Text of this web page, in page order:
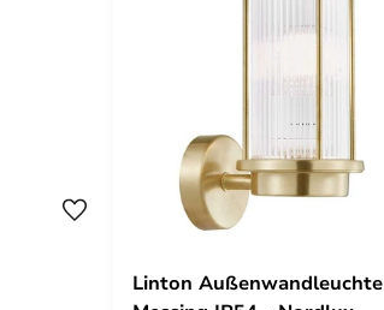
Linton Außenwandleuchte